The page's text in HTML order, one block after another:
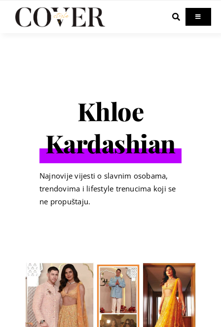
Toggle
Out & About
Khloe
Kardashian
Najnovije vijesti o slavnim osobama,
trendovima i lifestyle trenucima koji se
ne propuštaju.